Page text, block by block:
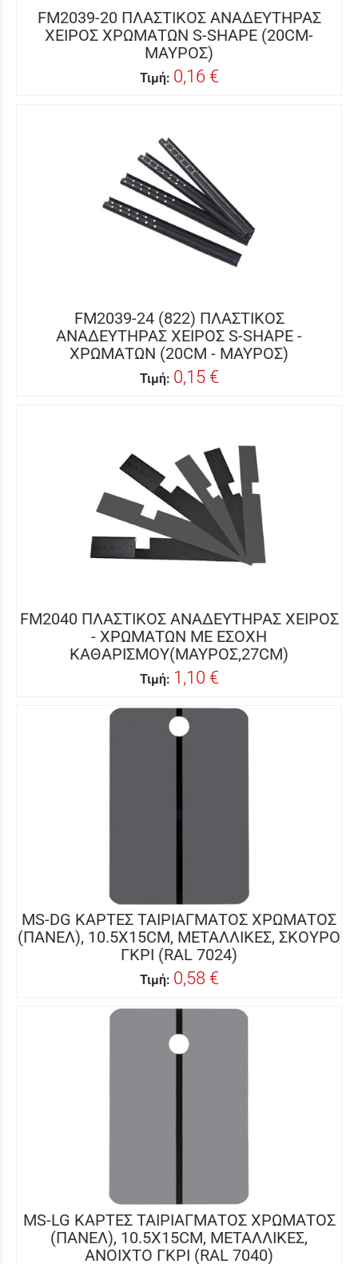
FM2039-20 ΠΛΑΣΤΙΚΟΣ ΑΝΑΔΕΥΤΗΡΑΣ
ΧΕΙΡΟΣ ΧΡΩΜΑΤΩΝ S-SHAPE (20CM-
ΜΑΥΡΟΣ)
Τιμή: 0,16 €
FM2039-24 (822) ΠΛΑΣΤΙΚΟΣ
ΑΝΑΔΕΥΤΗΡΑΣ ΧΕΙΡΟΣ S-SHAPE -
ΧΡΩΜΑΤΩΝ (20CM - ΜΑΥΡΟΣ)
Τιμή: 0,15 €
FM2040 ΠΛΑΣΤΙΚΟΣ ΑΝΑΔΕΥΤΗΡΑΣ ΧΕΙΡΟΣ
- ΧΡΩΜΑΤΩΝ ΜΕ ΕΣΟΧΗ
ΚΑΘΑΡΙΣΜΟΥ(ΜΑΥΡΟΣ,27CM)
Τιμή: 1,10 €
MS-DG ΚΑΡΤΕΣ ΤΑΙΡΙΑΓΜΑΤΟΣ ΧΡΩΜΑΤΟΣ
(ΠΑΝΕΛ), 10.5X15CM, ΜΕΤΑΛΛΙΚΕΣ, ΣΚΟΥΡΟ
ΓΚΡΙ (RAL 7024)
Τιμή: 0,58 €
MS-LG ΚΑΡΤΕΣ ΤΑΙΡΙΑΓΜΑΤΟΣ ΧΡΩΜΑΤΟΣ
(ΠΑΝΕΛ), 10.5X15CM, ΜΕΤΑΛΛΙΚΕΣ,
ΑΝΟΙΧΤΟ ΓΚΡΙ (RAL 7040)